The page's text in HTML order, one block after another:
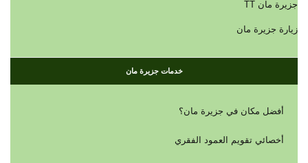
جزيرة مان TT
زيارة جزيرة مان
خدمات جزيرة مان
أفضل مكان في جزيرة مان؟
أخصائي تقويم العمود الفقري